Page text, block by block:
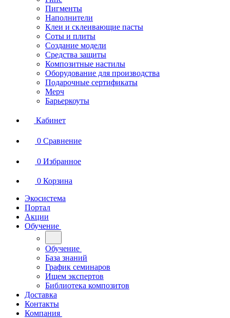
Пигменты
Наполнители
Клеи и склеивающие пасты
Соты и плиты
Создание модели
Средства защиты
Композитные настилы
Оборудование для производства
Подарочные сертификаты
Мерч
Барьеркоуты
Кабинет
0 Сравнение
0 Избранное
0 Корзина
Экосистема
Портал
Акции
Обучение
Обучение
База знаний
График семинаров
Ищем экспертов
Библиотека композитов
Доставка
Контакты
Компания